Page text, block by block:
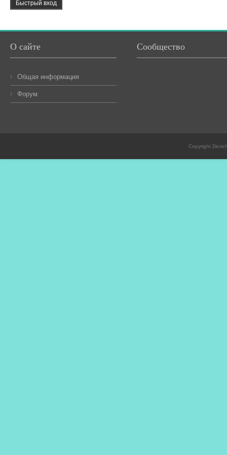
О сайте
Общая информация
Форум
Сообщество
Copyright